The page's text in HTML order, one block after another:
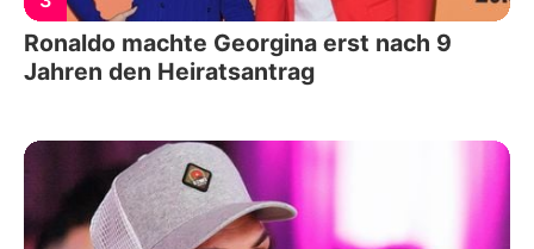
Ronaldo machte Georgina erst nach 9
Jahren den Heiratsantrag